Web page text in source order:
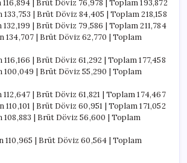
116,894 | Brüt Döviz 76,978 | Toplam 193,872
133,753 | Brüt Döviz 84,405 | Toplam 218,158
132,199 | Brüt Döviz 79,586 | Toplam 211,784
134,707 | Brüt Döviz 62,770 | Toplam
116,166 | Brüt Döviz 61,292 | Toplam 177,458
100,049 | Brüt Döviz 55,290 | Toplam
112,647 | Brüt Döviz 61,821 | Toplam 174,467
110,101 | Brüt Döviz 60,951 | Toplam 171,052
108,883 | Brüt Döviz 56,600 | Toplam
110,965 | Brüt Döviz 60,564 | Toplam